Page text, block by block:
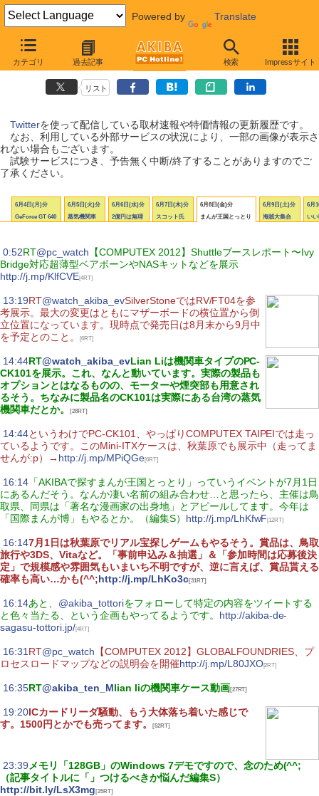
Powered by Translate
カテゴリ 過去記事 検索 Impressサイト
AKIBA PC Hotline! Twitter更新履歴
【 更新日：2012年6月4日〜6月10日 】
リスト
Twitterを使って配信している取材速報や特価情報の更新履歴です。
なお、利用している外部サービスの状況により、一部の画像が表示さ
れない場合もございます。
試験サービスにつき、予告無く中断/終了することがありますのでご
了承ください。
6月4日(月)分
GeForce GT 640
6月5日(火)分
蒸気機関車
6月6日(水)分
2億円は無理
6月7日(木)分
スコット氏
6月8日(金)分
まんが王国とっとり
6月9日(土)分
海賊大集合
6月
い
0:52RT@pc_watch 【COMPUTEX 2012】Shuttleブースレポート〜Ivy
Bridge対応超薄型ベアボーンやNASキットなどを展示
http://j.mp/KlfCVE[4RT]
13:19RT@watch_akiba_evSilverStoneではRV/FT04を参
考展示。最大の変更はともにマザーボードの横位置から倒
立位置になっています。現時点で発売日は8月末から9月中
を予定とのこと。
[6RT]
14:44RT@watch_akiba_evLian Liは機関車タイプのPC-
CK101を展示。これ、なんと動いています。実際の製品も
オプションとはなるものの、モーターや煙突部も用意され
るそう。ちなみに製品名のCK101は実際にある台湾の蒸気
機関車だとか。
[28RT]
14:44というわけでPC-CK101、やっぱりCOMPUTEX TAIPEIでは走っ
ているようです。このMini-ITXケースは、秋葉原でも展示中（走ってま
せんが:p）→ http://j.mp/MPiQGe[6RT]
16:14「AKIBAで探すまんが王国とっとり」っていうイベントが7月1日
にあるんだそう。なんか凄い名前の組み合わせ…と思ったら、主催は鳥
取県、同県は「著名な漫画家の出身地」とアピールしてます。今年は
「国際まんが博」もやるとか。（編集S） http://j.mp/LhKfwF[12RT]
16:147月1日は秋葉原でリアル宝探しゲームもやるそう。賞品は、鳥取
旅行や3DS、Vitaなど。「事前申込み＆抽選」＆「参加時間は応募後決
定」で規模感や雰囲気もいまいち不明ですが、逆に言えば、賞品貰える
確率も高い…かも(^^;http://j.mp/LhKo3c[31RT]
16:14あと、 @akiba_tottoriをフォローして特定の内容をツイートする
と色々当たる、という企画もやってるようです。 http://akiba-de-
sagasu-tottori.jp/[4RT]
16:31 RT@pc_watch 【COMPUTEX 2012】GLOBALFOUNDRIES、プ
ロセスロードマップなどの説明会を開催http://j.mp/L80JXO[2RT]
16:35RT@akiba_ten_Mlian liの機関車ケース動画[27RT]
19:20ICカードリーダ騒動、もう大体落ち着いた感じで
す。1500円とかでも売ってます。
[52RT]
23:39 メモリ「128GB」のWindows 7デモですので、念のため(^^;
（記事タイトルに「」つけるべきか悩んだ編集S）
http://bit.ly/LsX3mg [25RT]